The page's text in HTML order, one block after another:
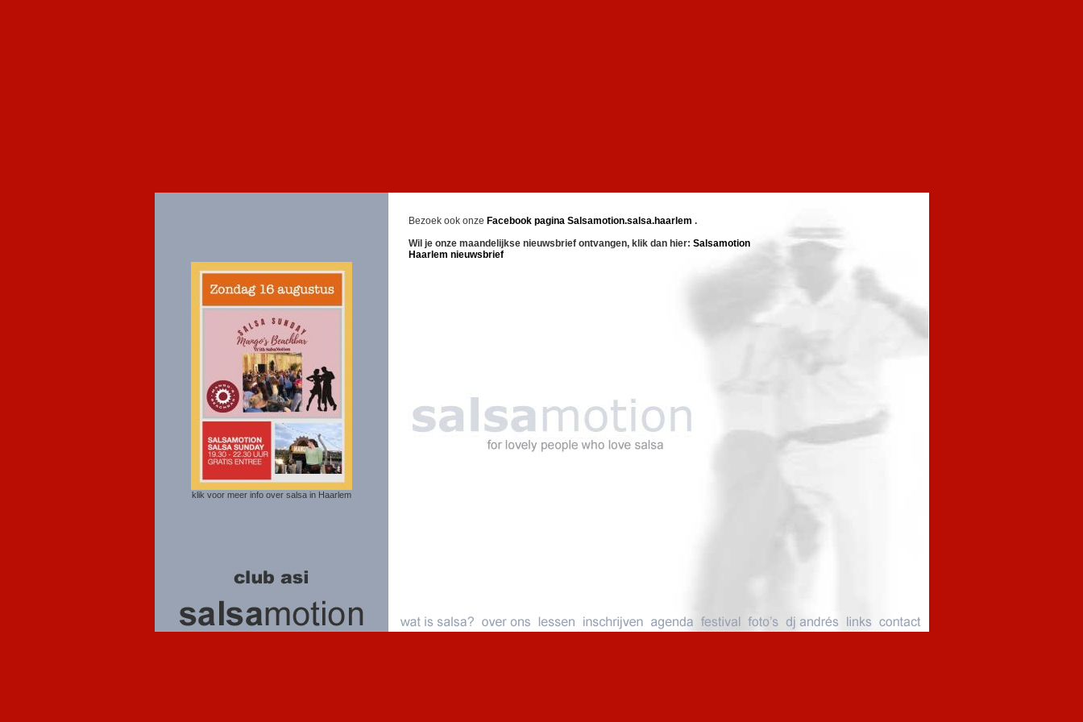
klik voor meer info over salsa in Haarlem